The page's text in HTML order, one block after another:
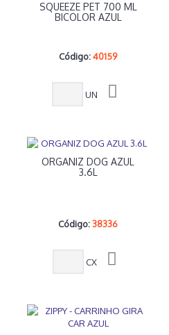
SQUEEZE PET 700 ML
BICOLOR AZUL
Código:40159
UN
ORGANIZ DOG AZUL
3.6L
Código:38336
CX